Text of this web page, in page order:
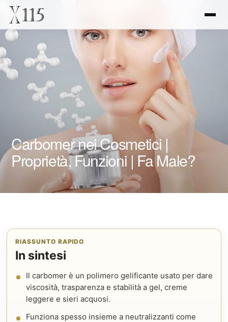
Carbomer nei Cosmetici |
Proprietà, Funzioni | Fa Male?
RIASSUNTO RAPIDO
In sintesi
Il carbomer è un polimero gelificante usato per dare
viscosità, trasparenza e stabilità a gel, creme
leggere e sieri acquosi.
Funziona spesso insieme a neutralizzanti come